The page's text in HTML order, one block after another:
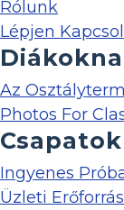
Rólunk
Lépjen
Az
Photos For
Ingyenes
Üzleti